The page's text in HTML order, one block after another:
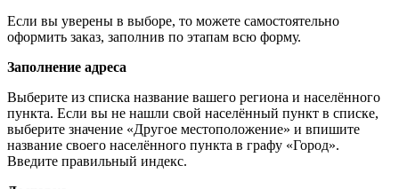
Если вы уверены в выборе, то можете самостоятельно
оформить заказ, заполнив по этапам всю форму.
Заполнение адреса
Выберите из списка название вашего региона и населённого
пункта. Если вы не нашли свой населённый пункт в списке,
выберите значение «Другое местоположение» и впишите
название своего населённого пункта в графу «Город».
Введите правильный индекс.